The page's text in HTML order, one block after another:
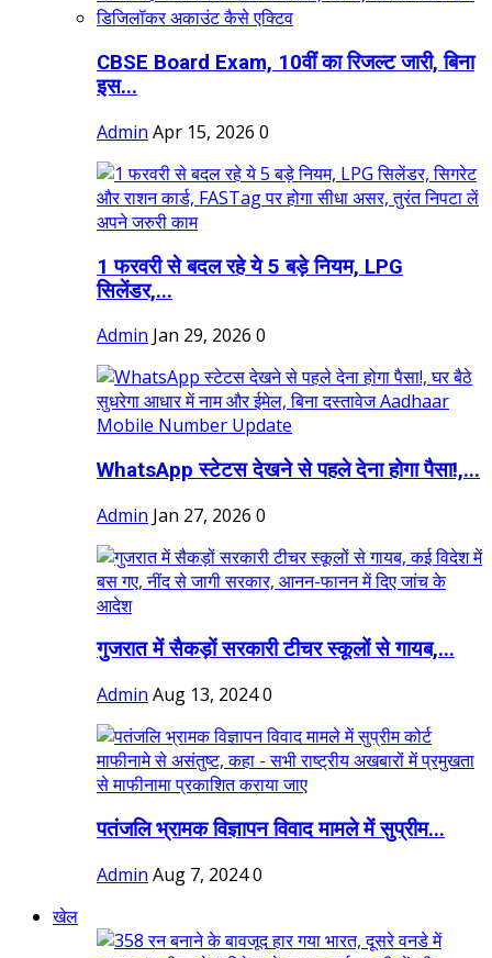
CBSE Board Exam, 10वीं का रिजल्ट जारी, बिना
इस...
Admin Apr 15, 2026 0
1 फरवरी से बदल रहे ये 5 बड़े नियम, LPG
सिलेंडर,...
Admin Jan 29, 2026 0
WhatsApp स्टेटस देखने से पहले देना होगा पैसा!,...
Admin Jan 27, 2026 0
गुजरात में सैकड़ों सरकारी टीचर स्कूलों से गायब,...
Admin Aug 13, 20240
पतंजलि भ्रामक विज्ञापन विवाद मामले में सुप्रीम...
Admin Aug 7, 20240
खेल